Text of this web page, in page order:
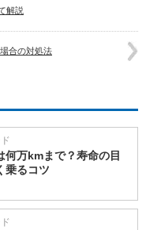
解説
合の対処法
何万kmまで？寿命の目
乗るコツ